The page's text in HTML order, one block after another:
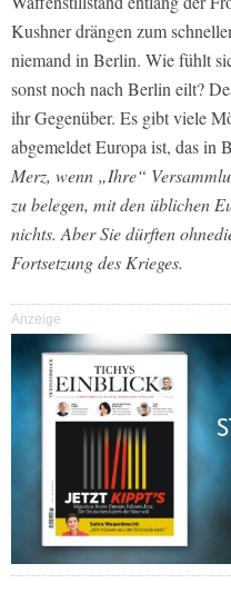
Kushner drängen zum
niemand in Berlin. Wie fühlt
sonst noch nach Berlin eilt?
ihr Gegenüber. Es gibt viele
abgemeldet Europa ist, das in
Merz, wenn „Ihre“
zu belegen, mit den üblichen
nichts. Aber Sie dürften
Fortsetzung des Krieges.
Anzeige